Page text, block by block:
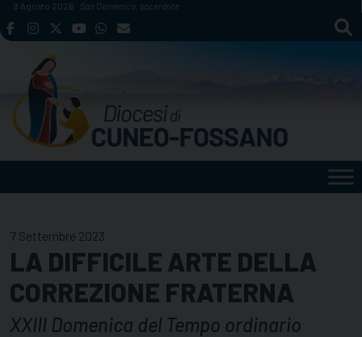
Skip
to
8 Agosto 2026 San Domenico, sacerdote
7 Settembre 2023
LA DIFFICILE ARTE DELLA
CORREZIONE FRATERNA
XXIII Domenica del Tempo ordinario